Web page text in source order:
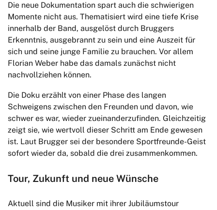
Die neue Dokumentation spart auch die schwierigen
Momente nicht aus. Thematisiert wird eine tiefe Krise
innerhalb der Band, ausgelöst durch Bruggers
Erkenntnis, ausgebrannt zu sein und eine Auszeit für
sich und seine junge Familie zu brauchen. Vor allem
Florian Weber habe das damals zunächst nicht
nachvollziehen können.
Die Doku erzählt von einer Phase des langen
Schweigens zwischen den Freunden und davon, wie
schwer es war, wieder zueinanderzufinden. Gleichzeitig
zeigt sie, wie wertvoll dieser Schritt am Ende gewesen
ist. Laut Brugger sei der besondere Sportfreunde-Geist
sofort wieder da, sobald die drei zusammenkommen.
Tour, Zukunft und neue Wünsche
Aktuell sind die Musiker mit ihrer Jubiläumstour